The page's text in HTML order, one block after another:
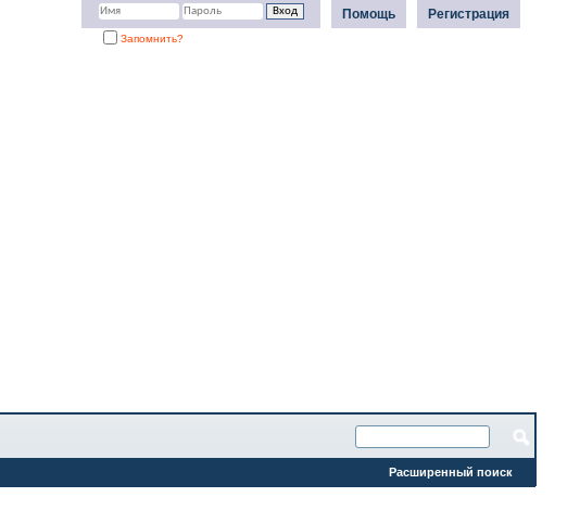
Регистрация
Помощь
Запомнить?
Расширенный поиск